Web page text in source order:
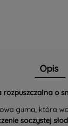
Opis
rozpuszczalna o
guma, która
soczystej